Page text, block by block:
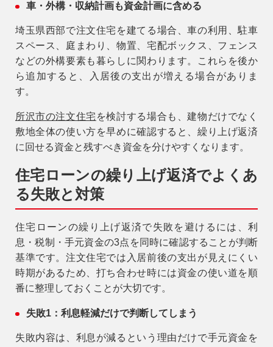
車・外構・収納計画も資金計画に含める
埼玉県西部で注文住宅を建てる場合、車の利用、駐車
スペース、庭まわり、物置、宅配ボックス、フェンス
などの外構要素も暮らしに関わります。これらを後か
ら追加すると、入居後の支出が増える場合がありま
す。
所沢市の注文住宅 を検討する場合も、建物だけでなく
敷地全体の使い方を早めに確認すると、繰り上げ返済
に回せる資金と残すべき資金を分けやすくなります。
住宅ローンの繰り上げ返済でよくあ
る失敗と対策
住宅ローンの繰り上げ返済で失敗を避けるには、利
息・税制・手元資金の3点を同時に確認することが判断
基準です。注文住宅では入居前後の支出が見えにくい
時期があるため、打ち合わせ時には資金の使い道を順
番に整理しておくことが大切です。
失敗1：利息軽減だけで判断してしまう
失敗内容は、利息が減るという理由だけで手元資金を